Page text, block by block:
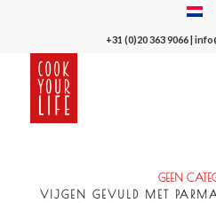
+31 (0)20 363 9066|
GEEN
VIJGEN GEVULD MET